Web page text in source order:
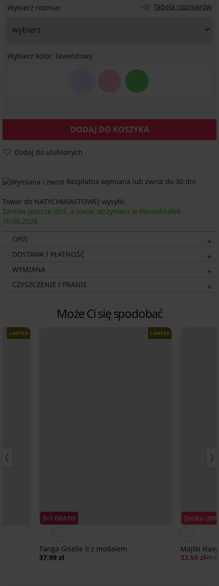
Wybierz rozmiar Tabela rozmiarów
Wybierz kolor: lawendowy
DODAJ DO KOSZYKA
Dodaj do ulubionych
Bezpłatna wymiana lub zwrot do 30 dni
Towar do NATYCHMIASTOWEJ wysyłki.
Zamów jeszcze dziś, a towar otrzymasz w Poniedziałek
10.08.2026
OPIS
DOSTAWA I PŁATNOŚĆ
WYMIANA
CZYSZCZENIE I PRANIE
Może Ci się spodobać
LIMITED
3+1 GRATIS
LIMITED
Tanga Giselle II z modalem
37,99 zł
Zniżka -20%
Majtki
33,59 zł